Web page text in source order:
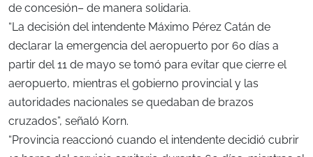
de concesión– de manera solidaria.
“La decisión del intendente Máximo Pérez Catán de
declarar la emergencia del aeropuerto por 60 días a
partir del 11 de mayo se tomó para evitar que cierre el
aeropuerto, mientras el gobierno provincial y las
autoridades nacionales se quedaban de brazos
cruzados”, señaló Korn.
“Provincia reaccionó cuando el intendente decidió cubrir